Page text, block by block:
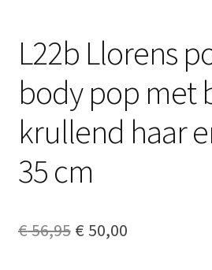
L22b Llorens
body pop met
krullend haar
35 cm
€56,95 Oorspronkelijke
€ 50,00Huidige